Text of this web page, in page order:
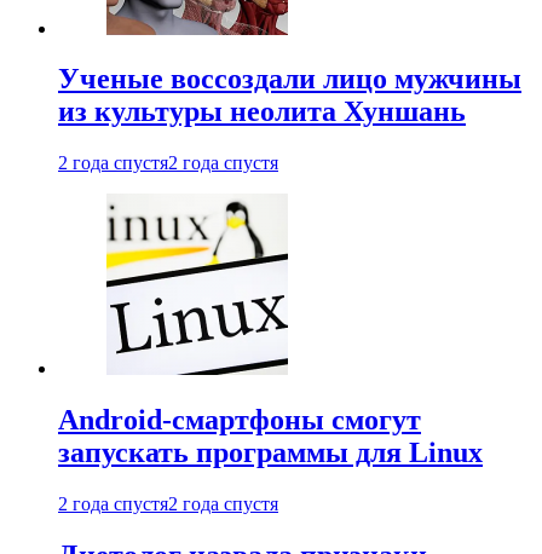
Ученые воссоздали лицо мужчины
из культуры неолита Хуншань
2 года спустя2 года спустя
Android-смартфоны смогут
запускать программы для Linux
2 года спустя2 года спустя